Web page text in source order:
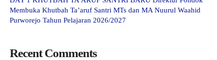
Membuka Khutbah Ta’aruf Santri MTs dan MA Nuurul Waahid
Purworejo Tahun Pelajaran 2026/2027
Recent Comments